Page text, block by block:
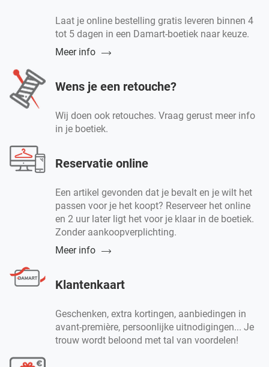
Laat je online bestelling gratis leveren binnen 4
tot 5 dagen in een Damart-boetiek naar keuze.
Meer info
Wens je een retouche?
Wij doen ook retouches. Vraag gerust meer info
in je boetiek.
Reservatie online
Een artikel gevonden dat je bevalt en je wilt het
passen voor je het koopt? Reserveer het online
en 2 uur later ligt het voor je klaar in de boetiek.
Zonder aankoopverplichting.
Meer info
Klantenkaart
Geschenken, extra kortingen, aanbiedingen in
avant-première, persoonlijke uitnodigingen... Je
trouw wordt beloond met tal van voordelen!